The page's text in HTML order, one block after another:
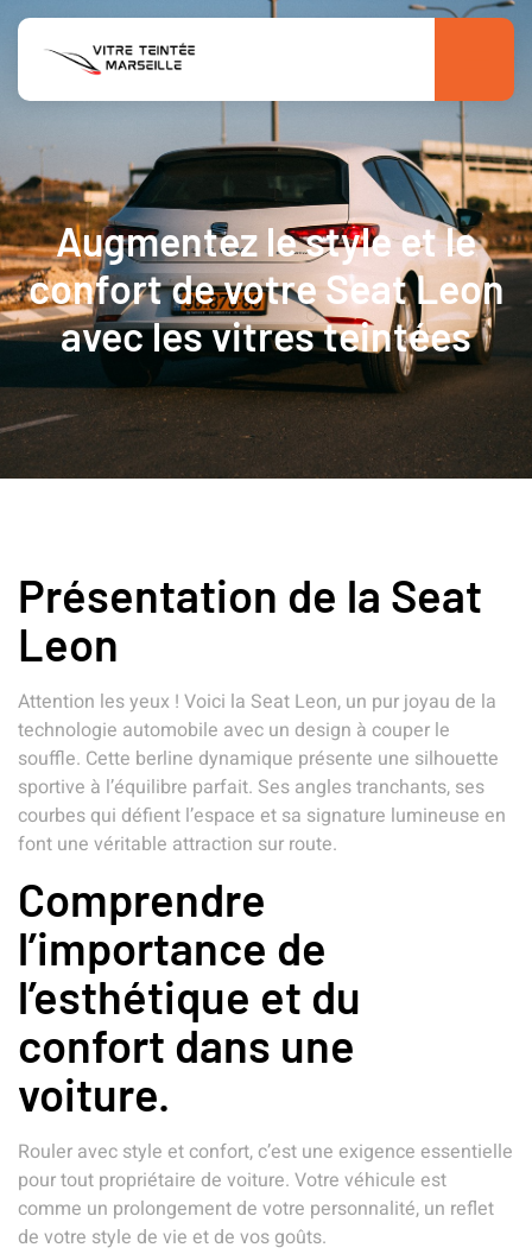
Augmentez le style et le
confort de votre Seat Leon
avec les vitres teintées
Présentation de la Seat
Leon
Attention les yeux ! Voici la Seat Leon, un pur joyau de la
technologie automobile avec un design à couper le
souffle. Cette berline dynamique présente une silhouette
sportive à l’équilibre parfait. Ses angles tranchants, ses
courbes qui défient l’espace et sa signature lumineuse en
font une véritable attraction sur route.
Comprendre
l’importance de
l’esthétique et du
confort dans une
voiture.
Rouler avec style et confort, c’est une exigence essentielle
pour tout propriétaire de voiture. Votre véhicule est
comme un prolongement de votre personnalité, un reflet
de votre style de vie et de vos goûts.